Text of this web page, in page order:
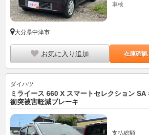
車検
大分県中津市
お気に入り追加 在庫確認
ダイハツ
ミライース 660 X スマートセレクション SA
衝突被害軽減ブレーキ
支払総額